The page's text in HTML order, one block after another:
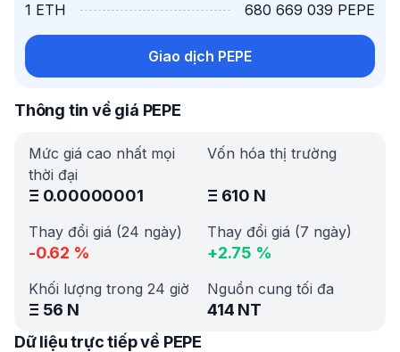
1 ETH 680 669 039 PEPE
Giao dịch PEPE
Thông tin về giá PEPE
Mức giá cao nhất mọi
thời đại
Ξ 0.00000001
Vốn hóa thị trường
Ξ 610 N
Thay đổi giá (24 ngày)
-0.62 %
Thay đổi giá (7 ngày)
+2.75 %
Khối lượng trong 24 giờ
Ξ 56 N
Nguồn cung tối đa
414 NT
Dữ liệu trực tiếp về PEPE